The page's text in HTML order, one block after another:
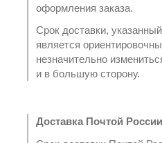
оформления заказа.
Срок доставки,
является
незначительно
и в большую сторону.
Доставка Почтой России